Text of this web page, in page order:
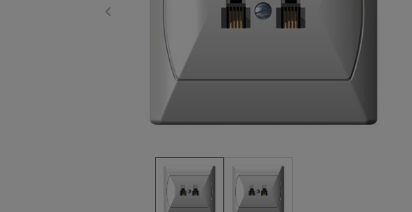
Systemy bezpieczeństwa
Systemy HVAC
Technika grzewcza
Technika instalacyjna